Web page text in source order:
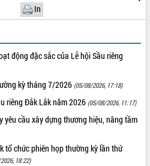
In
động đặc sắc của Lễ hội Sầu riêng
kỳ tháng 7/2026 (05/08/2026, 17:18)
riêng Đắk Lắk năm 2026 (05/08/2026, 11:17)
yêu cầu xây dựng thương hiệu, nâng tầm
tổ chức phiên họp thường kỳ lần thứ
18:22)